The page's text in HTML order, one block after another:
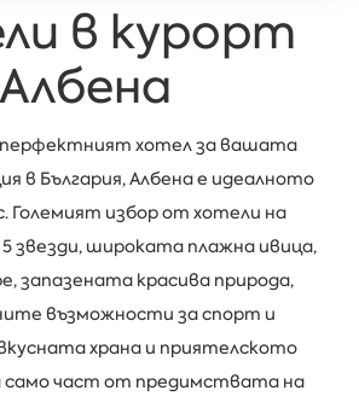
в курорт
Албена
хотел за вашата
в България, Албена е идеалното
Големият избор от хотели на
звезди, широката плажна ивица,
запазената красива природа,
възможности за спорт и
храна и приятелското
част от предимствата на